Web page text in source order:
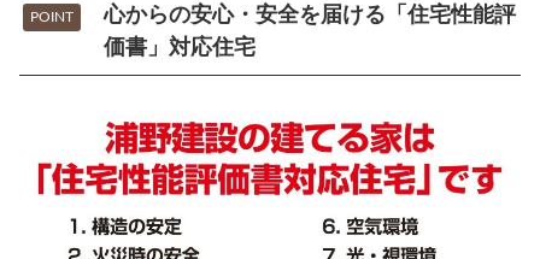
POINT
心からの安心・安全を届ける「住宅性能評
価書」対応住宅